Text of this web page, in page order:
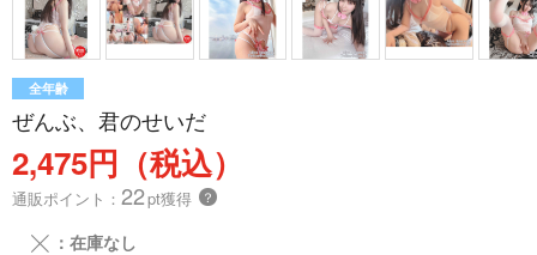
全年齢
ぜんぶ、君のせいだ
2,475円（税込）
通販ポイント： 22pt獲得 ？
╳ ：在庫なし